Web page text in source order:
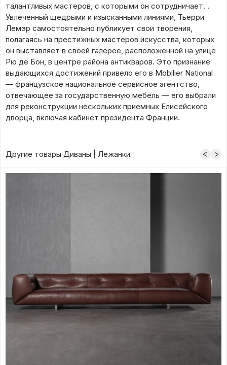
талантливых мастеров, с которыми он сотрудничает. .
Увлеченный щедрыми и изысканными линиями, Тьерри
Лемэр самостоятельно публикует свои творения,
полагаясь на престижных мастеров искусства, которых
он выставляет в своей галерее, расположенной на улице
Рю де Бон, в центре района антикваров. Это признание
выдающихся достижений привело его в Mobilier National
— французское национальное сервисное агентство,
отвечающее за государственную мебель — его выбрали
для реконструкции нескольких приемных Елисейского
дворца, включая кабинет президента Франции.
Другие товары Диваны | Лежанки